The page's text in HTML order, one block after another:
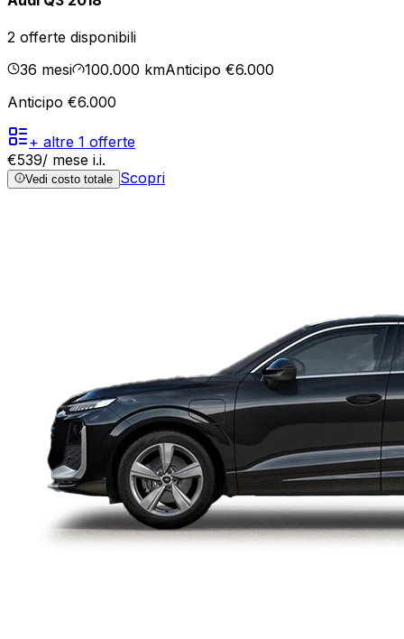
2 offerte disponibili
36 mesi 100.000 kmAnticipo €6.000
Anticipo €6.000
+ altre 1 offerte
€539/ mese i.i.
Vedi costo totale Scopri